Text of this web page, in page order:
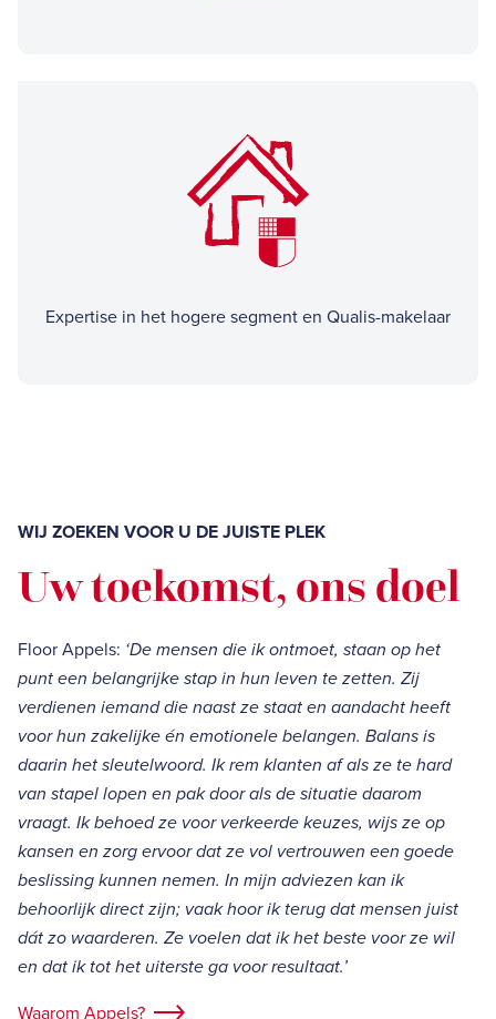
Expertise in het hogere segment en Qualis-makelaar
WIJ ZOEKEN VOOR U DE JUISTE PLEK
Uw toekomst, ons doel
Floor Appels: ‘De mensen die ik ontmoet, staan op het
punt een belangrijke stap in hun leven te zetten. Zij
verdienen iemand die naast ze staat en aandacht heeft
voor hun zakelijke én emotionele belangen. Balans is
daarin het sleutelwoord. Ik rem klanten af als ze te hard
van stapel lopen en pak door als de situatie daarom
vraagt. Ik behoed ze voor verkeerde keuzes, wijs ze op
kansen en zorg ervoor dat ze vol vertrouwen een goede
beslissing kunnen nemen. In mijn adviezen kan ik
behoorlijk direct zijn; vaak hoor ik terug dat mensen juist
dát zo waarderen. Ze voelen dat ik het beste voor ze wil
en dat ik tot het uiterste ga voor resultaat.’
Waarom Appels?